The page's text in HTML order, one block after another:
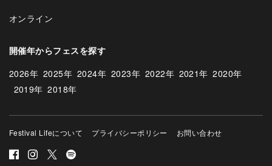
オンライン
開催年からフェスを探す
2026年 2025年 2024年 2023年 2022年 2021年 2020年
2019年 2018年
Festival Lifeについて プライバシーポリシー お問い合わせ